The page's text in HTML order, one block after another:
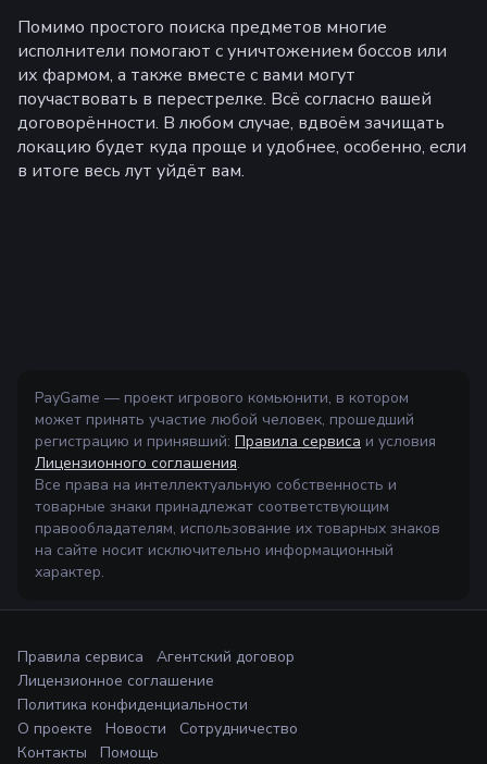
Помимо простого поиска предметов многие
исполнители помогают с уничтожением боссов или
их фармом, а также вместе с вами могут
поучаствовать в перестрелке. Всё согласно вашей
договорённости. В любом случае, вдвоём зачищать
локацию будет куда проще и удобнее, особенно, если
в итоге весь лут уйдёт вам.
PayGame — проект игрового комьюнити, в котором
может принять участие любой человек, прошедший
регистрацию и принявший: Правила сервиса и условия
Лицензионного соглашения.
Все права на интеллектуальную собственность и
товарные знаки принадлежат соответствующим
правообладателям, использование их товарных знаков
на сайте носит исключительно информационный
характер.
Правила сервиса
Агентский договор
Лицензионное соглашение
Политика конфиденциальности
О проекте
Новости
Сотрудничество
Контакты
Помощь